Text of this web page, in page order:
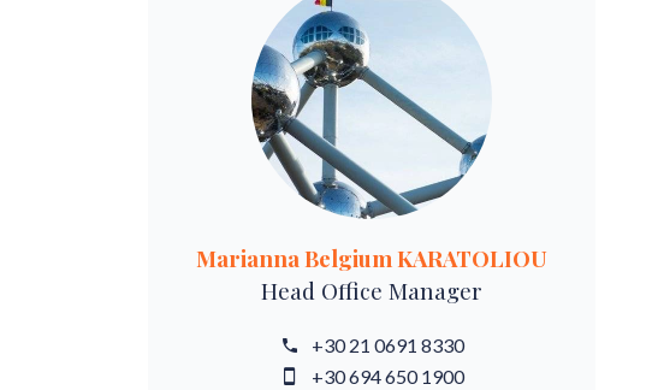
Marianna Belgium KARATOLIOU
Head Office Manager
+30 21 0691 8330
+30 694 650 1900